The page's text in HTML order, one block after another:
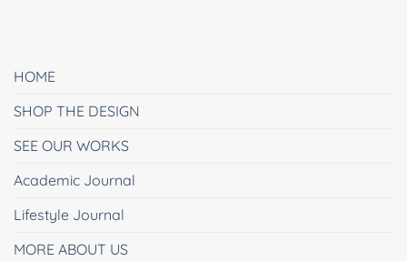
HOME
SHOP THE DESIGN
SEE OUR WORKS
Academic Journal
Lifestyle Journal
MORE ABOUT US